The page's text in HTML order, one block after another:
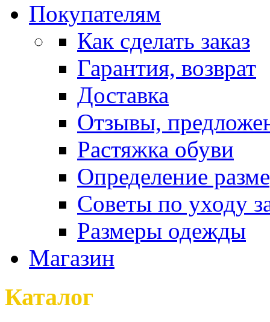
Покупателям
Как сделать заказ
Гарантия, возврат
Доставка
Отзывы,
Растяжка обуви
Определение
Советы по уходу
Размеры одежды
Магазин
Каталог